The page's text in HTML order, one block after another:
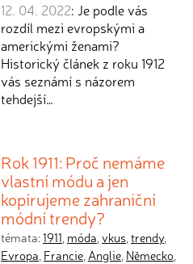
12. 04. 2022: Je podle vás
rozdíl mezi evropskými a
americkými ženami?
Historický článek z roku 1912
vás seznámí s názorem
tehdejší…
Rok 1911: Proč nemáme
vlastní módu a jen
kopírujeme zahraniční
módní trendy?
témata:1911, móda,vkus,trendy,
Evropa, Francie,Anglie, Německo,